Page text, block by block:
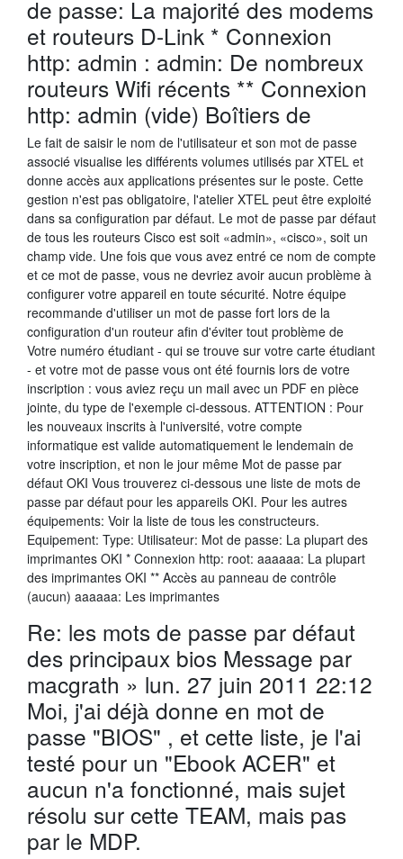
de passe: La majorité des modems
et routeurs D-Link * Connexion
http: admin : admin: De nombreux
routeurs Wifi récents ** Connexion
http: admin (vide) Boîtiers de
Le fait de saisir le nom de l'utilisateur et son mot de passe
associé visualise les différents volumes utilisés par XTEL et
donne accès aux applications présentes sur le poste. Cette
gestion n'est pas obligatoire, l'atelier XTEL peut être exploité
dans sa configuration par défaut. Le mot de passe par défaut
de tous les routeurs Cisco est soit «admin», «cisco», soit un
champ vide. Une fois que vous avez entré ce nom de compte
et ce mot de passe, vous ne devriez avoir aucun problème à
configurer votre appareil en toute sécurité. Notre équipe
recommande d'utiliser un mot de passe fort lors de la
configuration d'un routeur afin d'éviter tout problème de
Votre numéro étudiant - qui se trouve sur votre carte étudiant
- et votre mot de passe vous ont été fournis lors de votre
inscription : vous aviez reçu un mail avec un PDF en pièce
jointe, du type de l'exemple ci-dessous. ATTENTION : Pour
les nouveaux inscrits à l'université, votre compte
informatique est valide automatiquement le lendemain de
votre inscription, et non le jour même Mot de passe par
défaut OKI Vous trouverez ci-dessous une liste de mots de
passe par défaut pour les appareils OKI. Pour les autres
équipements: Voir la liste de tous les constructeurs.
Equipement: Type: Utilisateur: Mot de passe: La plupart des
imprimantes OKI * Connexion http: root: aaaaaa: La plupart
des imprimantes OKI ** Accès au panneau de contrôle
(aucun) aaaaaa: Les imprimantes
Re: les mots de passe par défaut
des principaux bios Message par
macgrath » lun. 27 juin 2011 22:12
Moi, j'ai déjà donne en mot de
passe "BIOS" , et cette liste, je l'ai
testé pour un "Ebook ACER" et
aucun n'a fonctionné, mais sujet
résolu sur cette TEAM, mais pas
par le MDP.